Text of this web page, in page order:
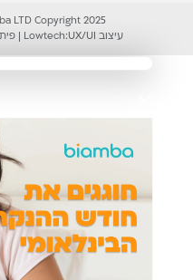
LTD Copyright 2025
עיצוב UX/UI:
Lowtech